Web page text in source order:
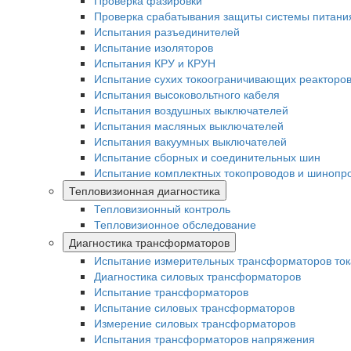
Проверка срабатывания защиты системы
Испытания разъединителей
Испытание изоляторов
Испытания КРУ и КРУН
Испытание сухих токоограничивающих реакторов
Испытания высоковольтного кабеля
Испытания воздушных выключателей
Испытания масляных выключателей
Испытания вакуумных выключателей
Испытание сборных и соединительных шин
Испытание комплектных токопроводов и
Тепловизионная диагностика
Тепловизионный контроль
Тепловизионное обследование
Диагностика трансформаторов
Испытание измерительных трансформаторов
Диагностика силовых трансформаторов
Испытание трансформаторов
Испытание силовых трансформаторов
Измерение силовых трансформаторов
Испытания трансформаторов напряжения